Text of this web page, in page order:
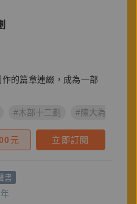
的篇章連綴，成為一部
#木部十二劃 #陳大為
元 立即訂閱
書